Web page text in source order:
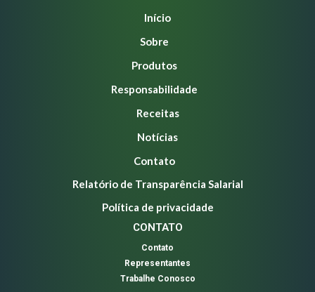
Início
Sobre
Produtos
Responsabilidade
Receitas
Notícias
Contato
Relatório de Transparência Salarial
Política de privacidade
CONTATO
Contato
Representantes
Trabalhe Conosco